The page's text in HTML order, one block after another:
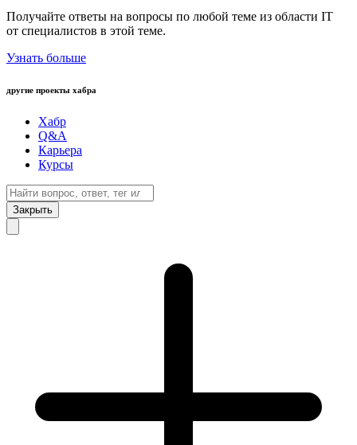
Получайте ответы на вопросы по любой теме из области IT
от специалистов в этой теме.
Узнать больше
другие проекты хабра
Хабр
Q&A
Карьера
Курсы
Закрыть